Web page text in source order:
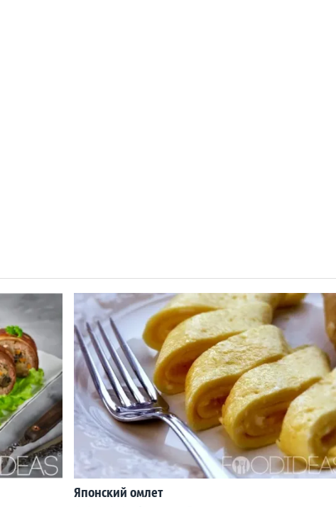
Японский омлет